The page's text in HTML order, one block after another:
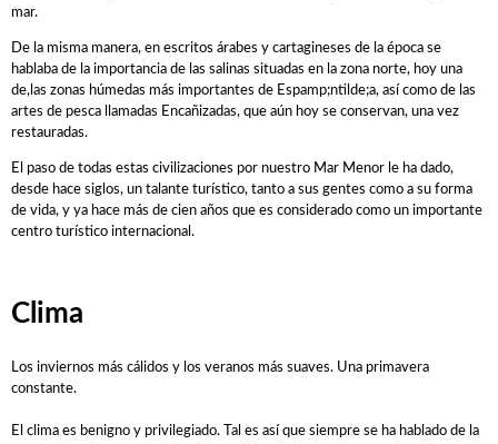
RIO MIERA MERUELO CANTABRIA
SOPELA WOMENS
TRICRAZY MADRID TEAM
UC. FUENLABRADA
AEUSTRAK-EUSKADI
Galería Vuelta Murcia Féminas 2018
Patrocinadores
mar.
De la misma manera, en escritos árabes y cartagineses de la época se
hablaba de la importancia de las salinas situadas en la zona norte, hoy una
de,las zonas húmedas más importantes de Espamp;ntilde;a, así como de las
artes de pesca llamadas Encañizadas, que aún hoy se conservan, una vez
restauradas.
El paso de todas estas civilizaciones por nuestro Mar Menor le ha dado,
desde hace siglos, un talante turístico, tanto a sus gentes como a su forma
de vida, y ya hace más de cien años que es considerado como un importante
centro turístico internacional.
Clima
Los inviernos más cálidos y los veranos más suaves. Una primavera
constante.
El clima es benigno y privilegiado. Tal es así que siempre se ha hablado de la